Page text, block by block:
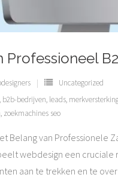
Professioneel
Uncategorized
, b2b-bedrijven, leads,
, zoekmachines seo
Belang van Professionele
webdesign een cruciale
aan te trekken en te